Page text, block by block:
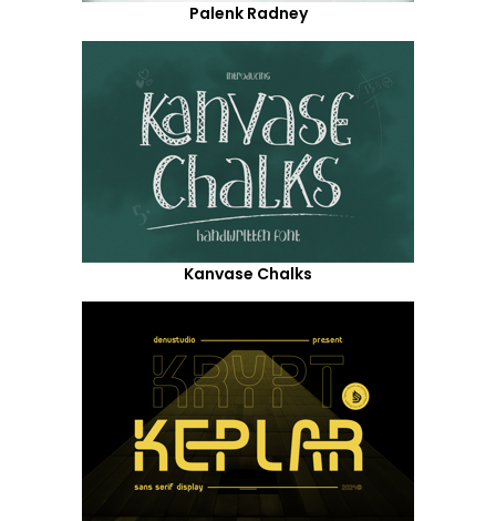
Palenk Radney
Kanvase Chalks